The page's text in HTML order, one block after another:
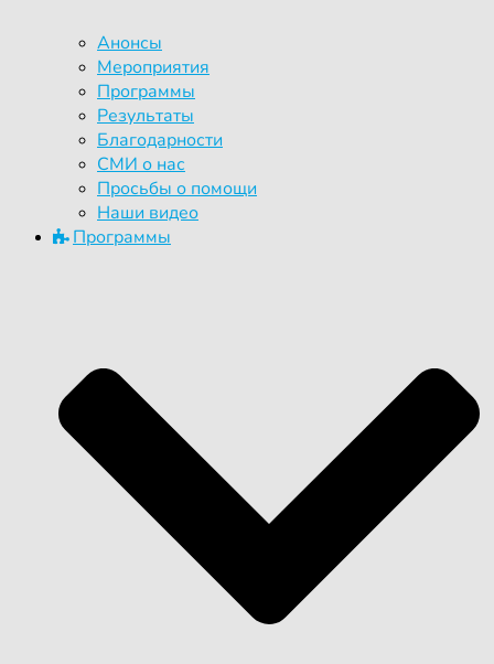
Анонсы
Мероприятия
Программы
Результаты
Благодарности
СМИ о нас
Просьбы о помощи
Наши видео
Программы